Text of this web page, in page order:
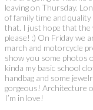
leaving on Thursday.
of family time and
that. I just hope that the
please! :) On Friday we
march and motorcycle
show you some photos
kinda my basic school
handbag and some
gorgeous! Architecture
I’m in love!